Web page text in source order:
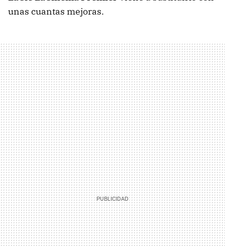
unas cuantas mejoras.